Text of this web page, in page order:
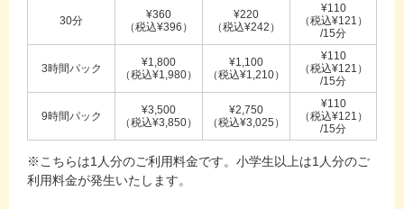
30分
¥360
（税込¥396）
¥220
（税込¥242）
¥110
（税込¥121）
/15分
3時間パック
¥1,800
（税込¥1,980）
¥1,100
（税込¥1,210）
¥110
（税込¥121）
/15分
9時間パック
¥3,500
（税込¥3,850）
¥2,750
（税込¥3,025）
¥110
（税込¥121）
/15分
※こちらは1人分のご利用料金です。小学生以上は1人分のご
利用料金が発生いたします。